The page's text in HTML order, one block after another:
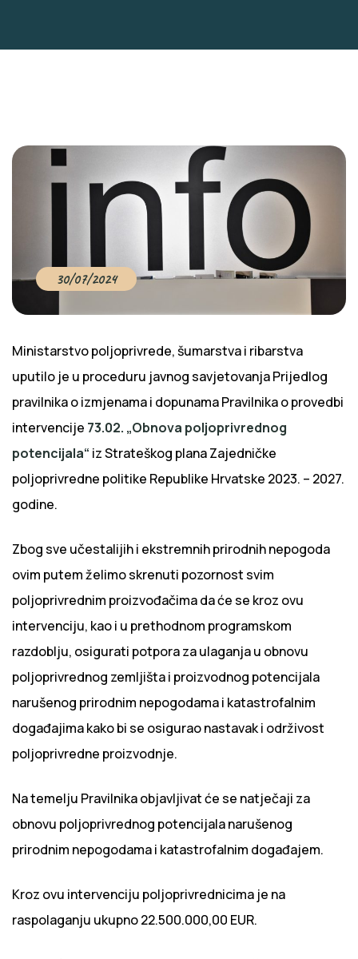
30/07/2024
Ministarstvo poljoprivrede, šumarstva i ribarstva
uputilo je u proceduru javnog savjetovanja Prijedlog
pravilnika o izmjenama i dopunama Pravilnika o provedbi
intervencije 73.02. „Obnova poljoprivrednog
potencijala“ iz Strateškog plana Zajedničke
poljoprivredne politike Republike Hrvatske 2023. – 2027.
godine.
Zbog sve učestalijih i ekstremnih prirodnih nepogoda
ovim putem želimo skrenuti pozornost svim
poljoprivrednim proizvođačima da će se kroz ovu
intervenciju, kao i u prethodnom programskom
razdoblju, osigurati potpora za ulaganja u obnovu
poljoprivrednog zemljišta i proizvodnog potencijala
narušenog prirodnim nepogodama i katastrofalnim
događajima kako bi se osigurao nastavak i održivost
poljoprivredne proizvodnje.
Na temelju Pravilnika objavljivat će se natječaji za
obnovu poljoprivrednog potencijala narušenog
prirodnim nepogodama i katastrofalnim događajem.
Kroz ovu intervenciju poljoprivrednicima je na
raspolaganju ukupno 22.500.000,00 EUR.